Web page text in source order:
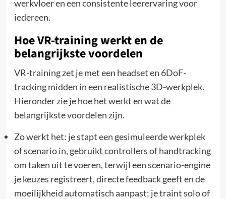
werkvloer en een consistente leerervaring voor
iedereen.
Hoe VR-training werkt en de
belangrijkste voordelen
VR-training zet je met een headset en 6DoF-
tracking midden in een realistische 3D-werkplek.
Hieronder zie je hoe het werkt en wat de
belangrijkste voordelen zijn.
Zo werkt het: je stapt een gesimuleerde werkplek
of scenario in, gebruikt controllers of handtracking
om taken uit te voeren, terwijl een scenario-engine
je keuzes registreert, directe feedback geeft en de
moeilijkheid automatisch aanpast; je traint solo of